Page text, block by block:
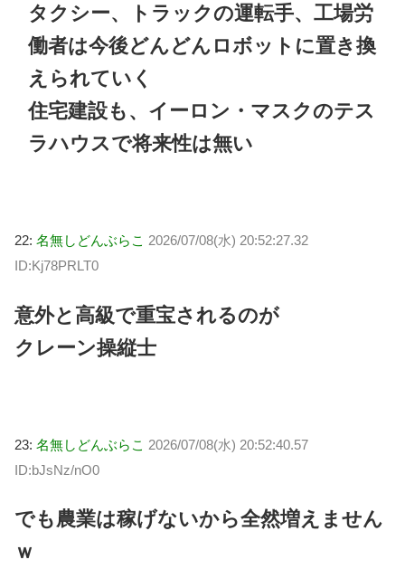
タクシー、トラックの運転手、工場労
働者は今後どんどんロボットに置き換
えられていく
住宅建設も、イーロン・マスクのテス
ラハウスで将来性は無い
22: 名無しどんぶらこ 2026/07/08(水) 20:52:27.32
ID:Kj78PRLT0
意外と高級で重宝されるのが
クレーン操縦士
23: 名無しどんぶらこ 2026/07/08(水) 20:52:40.57
ID:bJsNz/nO0
でも農業は稼げないから全然増えません
ｗ